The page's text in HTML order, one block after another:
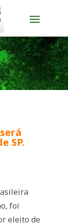
SP.
foi
eleito de